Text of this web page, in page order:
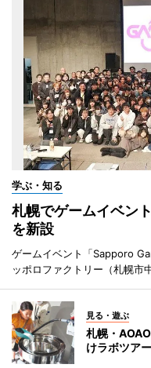
学ぶ・知る
札幌でゲームイベン
を新設
ゲームイベント「Sapporo
ッポロファクトリー（札幌市
見る・遊ぶ
札幌・
けラボツア